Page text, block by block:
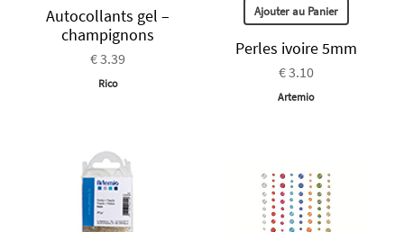
Autocollants gel –
champignons
€ 3.39
Rico
Ajouter au Panier
Perles ivoire 5mm
€ 3.10
Artemio